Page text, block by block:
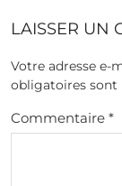
LAISSER UN
Votre adresse e-
obligatoires sont
Commentaire *